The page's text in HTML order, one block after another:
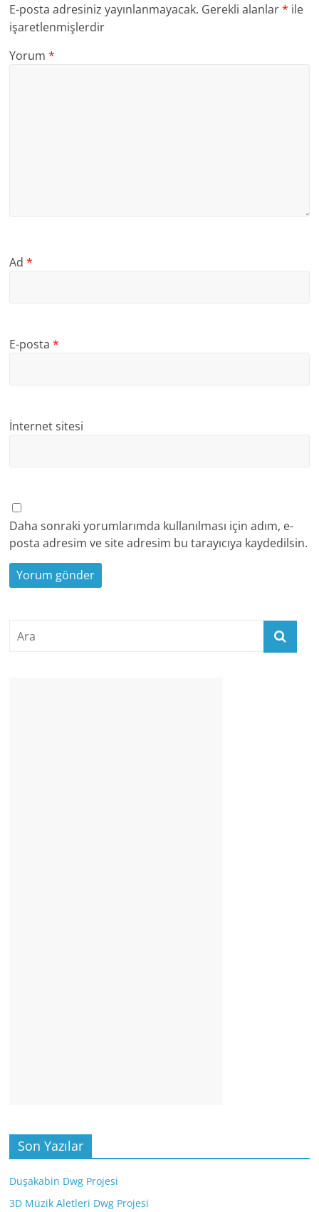
E-posta adresiniz yayınlanmayacak. Gerekli alanlar* ile
işaretlenmişlerdir
Yorum*
Ad*
E-posta*
İnternet sitesi
Daha sonraki yorumlarımda kullanılması için adım, e-
posta adresim ve site adresim bu tarayıcıya kaydedilsin.
Son Yazılar
Duşakabin Dwg Projesi
3D Müzik Aletleri Dwg Projesi